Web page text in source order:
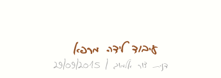
עיבוד לידה מרפא
דנית צור אלמוג 29/09/2015